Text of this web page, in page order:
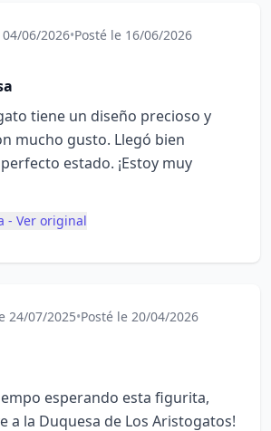
06/2026•Posté le 16/06/2026
tiene un diseño precioso y
mucho gusto. Llegó bien
estado. ¡Estoy muy
- Ver original
24/07/2025•Posté le 20/04/2026
esperando esta figurita,
a la Duquesa de Los Aristogatos!